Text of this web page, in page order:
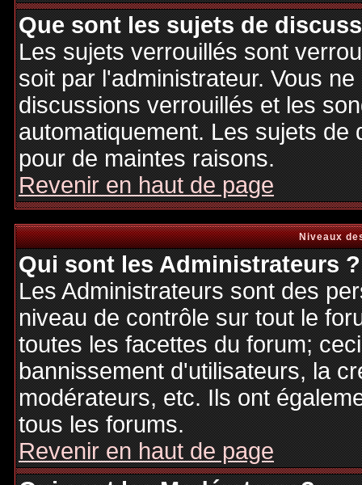
Que sont les sujets de
Les sujets verrouillés sont
soit par l'administrateur. Vous
discussions verrouillés et les
automatiquement. Les sujets
pour de maintes raisons.
Revenir en haut de page
Niveaux
Qui sont les Administrateurs ?
Les Administrateurs sont des
niveau de contrôle sur tout le
toutes les facettes du forum;
bannissement d'utilisateurs, la
modérateurs, etc. Ils ont
tous les forums.
Revenir en haut de page